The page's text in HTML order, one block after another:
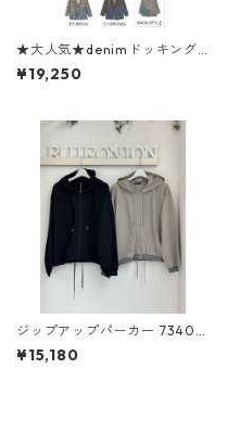
★大人気★denimドッキングc
heckテーラードjacket MRB 1
07 JAC micalle micalle
¥19,250
ジップアップパーカー 73400
7 uncarnet
¥15,180